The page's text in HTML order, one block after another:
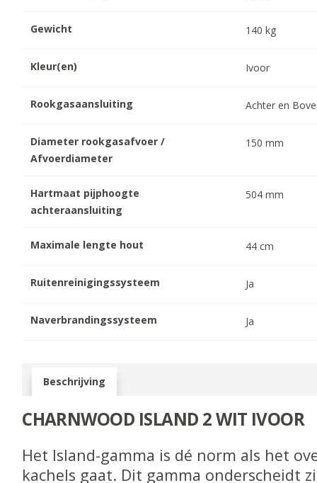
Gewicht 140 kg
Kleur(en) Ivoor
Rookgasaansluiting Achter en
Diameter rookgasafvoer /
Afvoerdiameter
150 mm
Hartmaat pijphoogte
achteraansluiting
504 mm
Maximale lengte hout 44 cm
Ruitenreinigingssysteem Ja
Naverbrandingssysteem Ja
Beschrijving
CHARNWOOD ISLAND 2 WIT IVOOR
Het Island-gamma is dé norm als het
kachels gaat. Dit gamma onderscheidt